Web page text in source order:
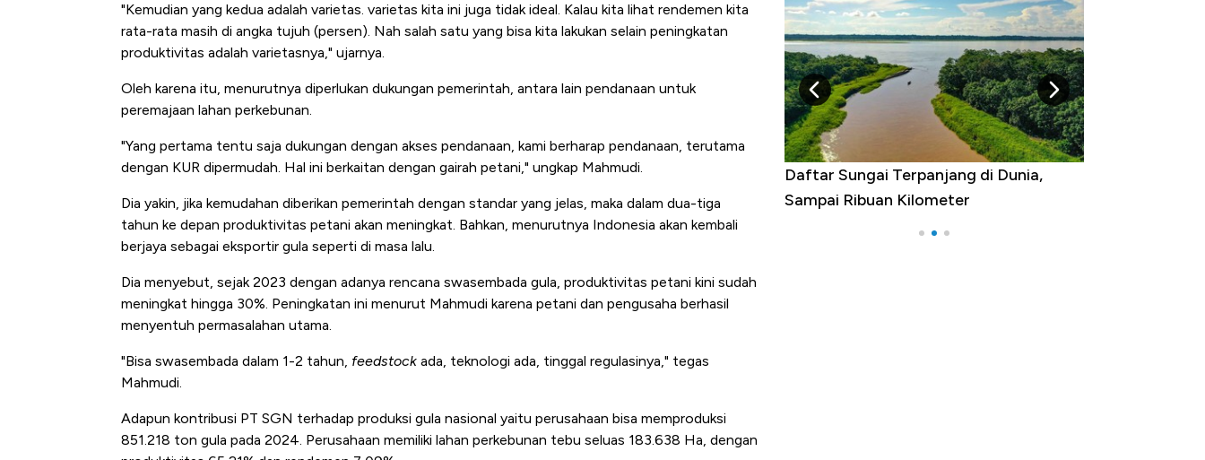
"Kemudian yang kedua adalah varietas. varietas kita ini juga tidak ideal. Kalau kita lihat rendemen kita
rata-rata masih di angka tujuh (persen). Nah salah satu yang bisa kita lakukan selain peningkatan
produktivitas adalah varietasnya," ujarnya.
Oleh karena itu, menurutnya diperlukan dukungan pemerintah, antara lain pendanaan untuk
peremajaan lahan perkebunan.
"Yang pertama tentu saja dukungan dengan akses pendanaan, kami berharap pendanaan, terutama
dengan KUR dipermudah. Hal ini berkaitan dengan gairah petani," ungkap Mahmudi.
Dia yakin, jika kemudahan diberikan pemerintah dengan standar yang jelas, maka dalam dua-tiga
tahun ke depan produktivitas petani akan meningkat. Bahkan, menurutnya Indonesia akan kembali
berjaya sebagai eksportir gula seperti di masa lalu.
Dia menyebut, sejak 2023 dengan adanya rencana swasembada gula, produktivitas petani kini sudah
meningkat hingga 30%. Peningkatan ini menurut Mahmudi karena petani dan pengusaha berhasil
menyentuh permasalahan utama.
"Bisa swasembada dalam 1-2 tahun, feedstock ada, teknologi ada, tinggal regulasinya," tegas
Mahmudi.
Adapun kontribusi PT SGN terhadap produksi gula nasional yaitu perusahaan bisa memproduksi
851.218 ton gula pada 2024. Perusahaan memiliki lahan perkebunan tebu seluas 183.638 Ha, dengan
Begini Cara Korsel atasi Panas Tanpa AC
di Jaman Dulu
Daftar Sungai Terpanjang di Dunia,
Sampai Ribuan Kilometer